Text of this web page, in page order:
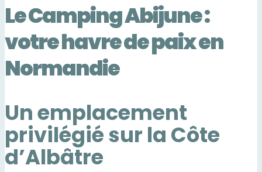
Le Camping Abijune :
votre havre de paix en
Normandie
Un emplacement
privilégié sur la Côte
d’Albâtre